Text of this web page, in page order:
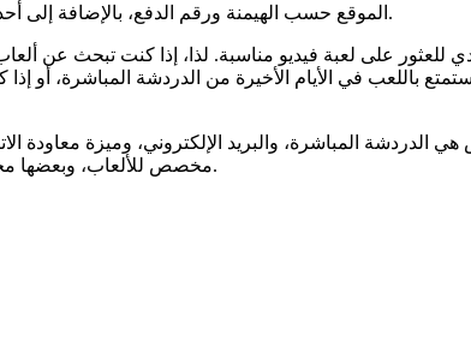
الموقع حسب الهيمنة ورقم الدفع، بالإضافة إلى أحدث اتجاهات العمولات. ما يميز معظم مطوري هذه الألعاب هو جودة صورها العالية وتجربة لعب ممتعة.
باللعب في الأيام الأخيرة من الدردشة المباشرة، أو
الدردشة المباشرة، والبريد الإلكتروني، وميزة
مخصص للألعاب، وبعضها مخصص للرياضات المحددة فقط، إلخ. سعرها مناسب نظريًا، لكن هيكلها مُربك وقد يؤدي إلى نتائج سيئة.